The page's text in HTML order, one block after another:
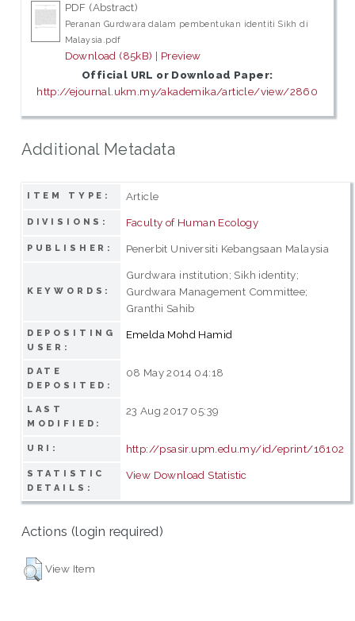
PDF (Abstract)
Peranan Gurdwara dalam pembentukan identiti Sikh di
Malaysia.pdf
Download (85kB) | Preview
Official URL or Download Paper:
http://ejournal.ukm.my/akademika/article/view/2860
Additional Metadata
ITEM TYPE: Article
DIVISIONS: Faculty of Human Ecology
PUBLISHER: Penerbit Universiti Kebangsaan Malaysia
KEYWORDS:
Gurdwara institution; Sikh identity;
Gurdwara Management Committee;
Granthi Sahib
DEPOSITING
USER:
Emelda Mohd Hamid
DATE
DEPOSITED:
08 May 2014 04:18
LAST
MODIFIED:
23 Aug 2017 05:39
URI: http://psasir.upm.edu.my/id/eprint/16102
STATISTIC
DETAILS:
View Download Statistic
Actions (login required)
View Item